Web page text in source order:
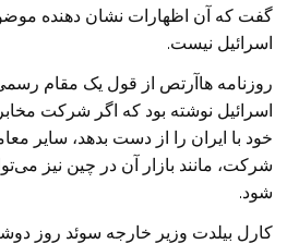
گفت که آن اظهارات نشان دهنده
اسرائیل نیست.
روزنامه هاآرتص از قول یک مقام
اسرائیل نوشته بود که اگر شرکت
خود با ایران را از دست بدهد، سایر
شرکت، مانند بازار آن در چین نیز
شود.
کارل بیلدت وزیر خارجه سوئد روز